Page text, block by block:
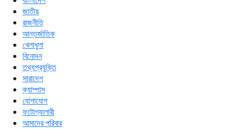
জাতীয়
রাজনীতি
আন্তর্জাতিক
খেলাধুলা
বিনোদন
তথ্যপ্রযুক্তি
সারাদেশ
ক্যাম্পাস
যোগাযোগ
ফটোগ্যালারী
আমাদের পরিবার